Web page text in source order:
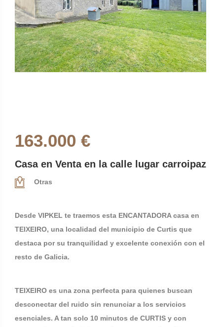
163.000 €
Casa en Venta en la calle lugar carroipaz
Otras
Desde VIPKEL te traemos esta ENCANTADORA casa en
TEIXEIRO, una localidad del municipio de Curtis que
destaca por su tranquilidad y excelente conexión con el
resto de Galicia.
TEIXEIRO es una zona perfecta para quienes buscan
desconectar del ruido sin renunciar a los servicios
esenciales. A tan solo 10 minutos de CURTIS y con